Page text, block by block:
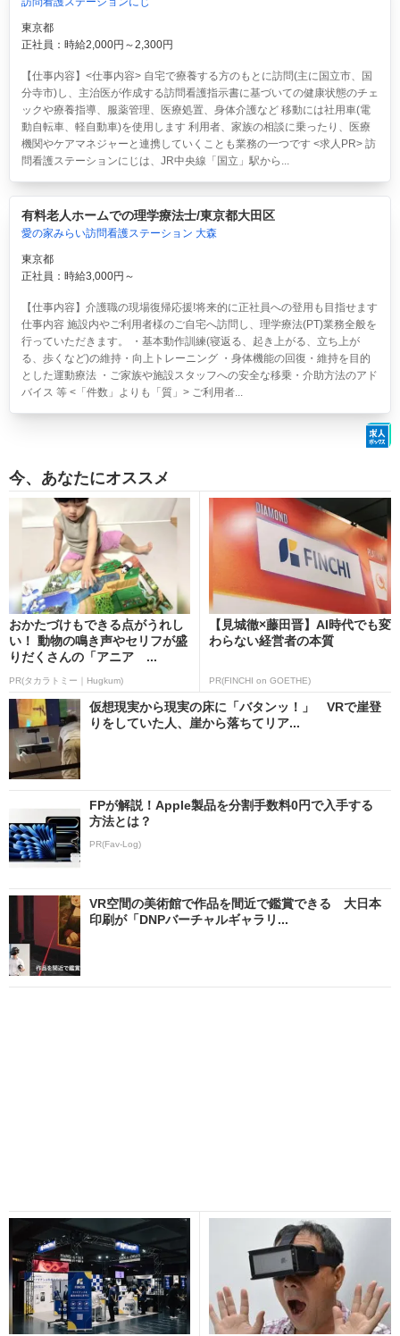
東京都
正社員：時給2,000円～2,300円
【仕事内容】<仕事内容> 自宅で療養する方のもとに訪問(主に国立市、国
分寺市)し、主治医が作成する訪問看護指示書に基づいての健康状態のチェ
ックや療養指導、服薬管理、医療処置、身体介護など 移動には社用車(電
動自転車、軽自動車)を使用します 利用者、家族の相談に乗ったり、医療
機関やケアマネジャーと連携していくことも業務の一つです <求人PR> 訪
問看護ステーションにじは、JR中央線「国立」駅から...
有料老人ホームでの理学療法士/東京都大田区
愛の家みらい訪問看護ステーション 大森
東京都
正社員：時給3,000円～
【仕事内容】介護職の現場復帰応援!将来的に正社員への登用も目指せます
仕事内容 施設内やご利用者様のご自宅へ訪問し、理学療法(PT)業務全般を
行っていただきます。 ・基本動作訓練(寝返る、起き上がる、立ち上が
る、歩くなど)の維持・向上トレーニング ・身体機能の回復・維持を目的
とした運動療法 ・ご家族や施設スタッフへの安全な移乗・介助方法のアド
バイス 等 <「件数」よりも「質」> ご利用者...
今、あなたにオススメ
おかたづけもできる点がうれし
い！ 動物の鳴き声やセリフが盛
りだくさんの「アニア ...
PR(タカラトミー｜Hugkum)
【見城徹×藤田晋】AI時代でも変
わらない経営者の本質
PR(FINCHI on GOETHE)
仮想現実から現実の床に「バタンッ！」 VRで崖登
りをしていた人、崖から落ちてリア...
FPが解説！Apple製品を分割手数料0円で入手する
方法とは？
PR(Fav-Log)
VR空間の美術館で作品を間近で鑑賞できる 大日本
印刷が「DNPバーチャルギャラリ...